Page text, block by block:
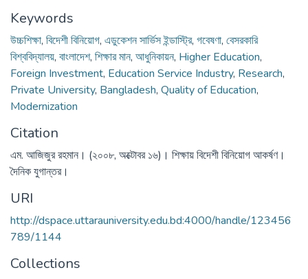
Keywords
উচ্চশিক্ষা, বিদেশী বিনিয়োগ, এডুকেশন সার্ভিস ইন্ডাস্ট্রি, গবেষণা, বেসরকারি
বিশ্ববিদ্যালয়, বাংলাদেশ, শিক্ষার মান, আধুনিকায়ন, Higher Education,
Foreign Investment, Education Service Industry, Research,
Private University, Bangladesh, Quality of Education,
Modernization
Citation
এম. আজিজুর রহমান। (২০০৮, অক্টোবর ১৬)। শিক্ষায় বিদেশী বিনিয়োগ আকর্ষণ।
দৈনিক যুগান্তর।
URI
http://dspace.uttarauniversity.edu.bd:4000/handle/123456
789/1144
Collections